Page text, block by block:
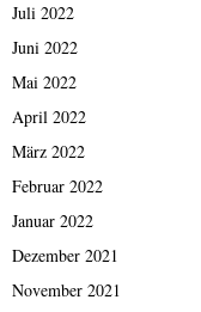
Juli 2022
Juni 2022
Mai 2022
April 2022
März 2022
Februar 2022
Januar 2022
Dezember 2021
November 2021